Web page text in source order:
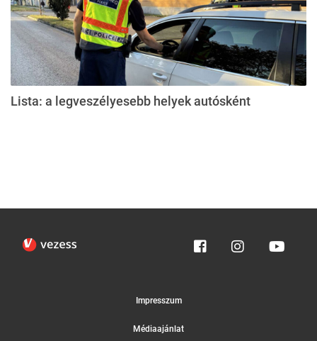
Lista: a legveszélyesebb helyek autósként
Impresszum
Médiaajánlat